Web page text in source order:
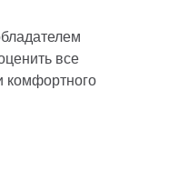
все
комфортного